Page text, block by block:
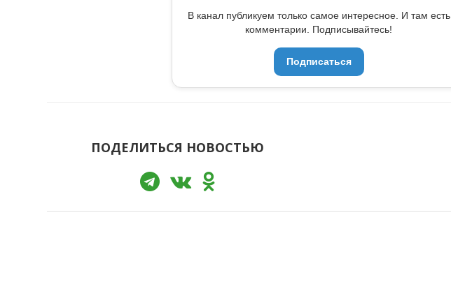
В канал публикуем только самое интересное. И там есть
комментарии. Подписывайтесь!
Подписаться
ПОДЕЛИТЬСЯ НОВОСТЬЮ